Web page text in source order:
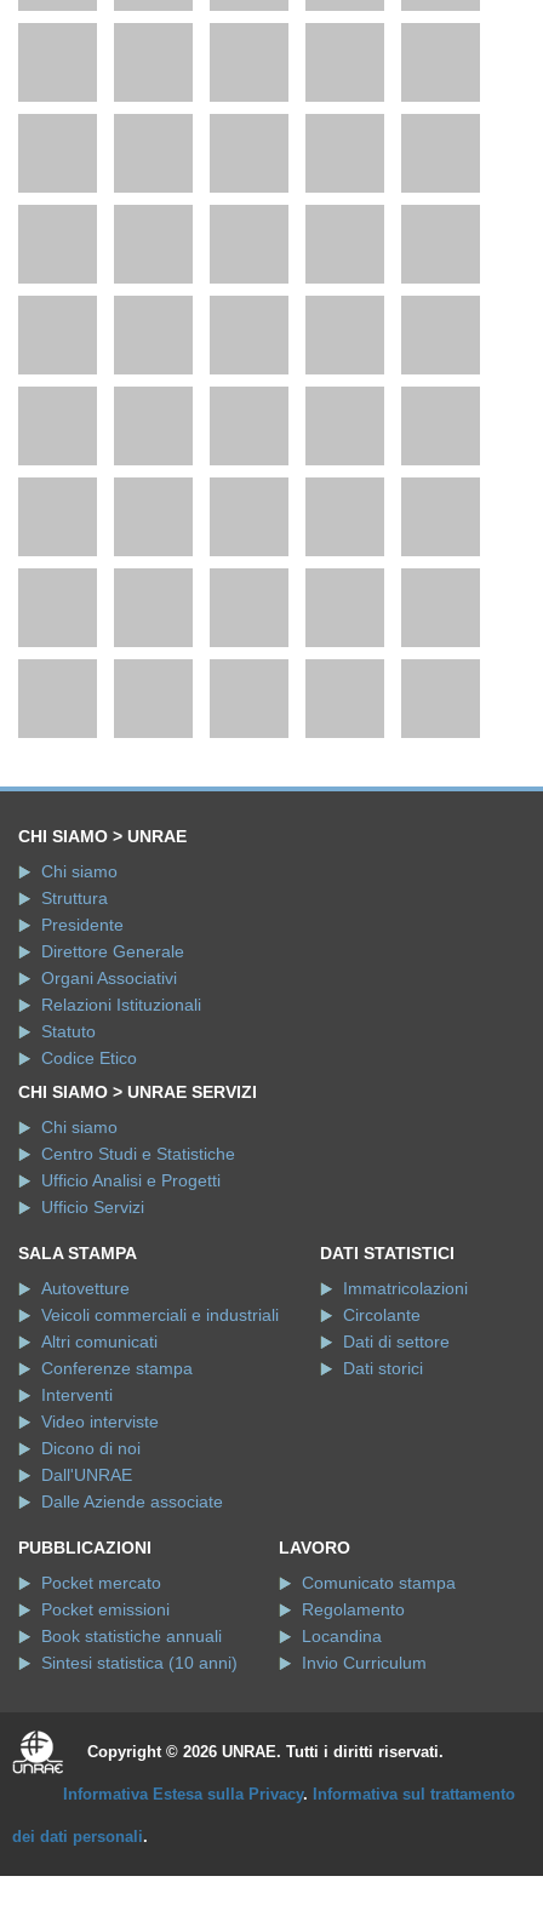
CHI SIAMO > UNRAE
Chi siamo
Struttura
Presidente
Direttore Generale
Organi Associativi
Relazioni Istituzionali
Statuto
Codice Etico
CHI SIAMO > UNRAE SERVIZI
Chi siamo
Centro Studi e Statistiche
Ufficio Analisi e Progetti
Ufficio Servizi
SALA STAMPA
Autovetture
Veicoli commerciali e industriali
Altri comunicati
Conferenze stampa
Interventi
Video interviste
Dicono di noi
Dall'UNRAE
Dalle Aziende associate
DATI STATISTICI
Immatricolazioni
Circolante
Dati di settore
Dati storici
PUBBLICAZIONI
Pocket mercato
Pocket emissioni
Book statistiche annuali
Sintesi statistica (10 anni)
LAVORO
Comunicato stampa
Regolamento
Locandina
Invio Curriculum
Copyright © 2026 UNRAE. Tutti i diritti riservati.
Informativa Estesa sulla Privacy. Informativa sul trattamento
dei dati personali.